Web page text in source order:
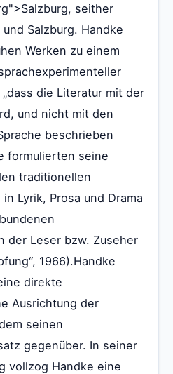
seither
Salzburg. Handke
Werken zu einem
die Literatur mit der
und nicht mit den
beschrieben
formulierten seine
traditionellen
Lyrik, Prosa und Drama
der Leser bzw. Zuseher
1966).Handke
direkte
Ausrichtung der
seinen
gegenüber. In seiner
vollzog Handke eine